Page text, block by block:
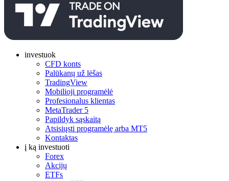
investuok
CFD konts
Palūkanų už lėšas
TradingView
Mobilioji programėlė
Profesionalus klientas
MetaTrader 5
Papildyk sąskaitą
Atsisiųsti programėlę arba MT5
Kontaktas
į ką investuoti
Forex
Akcijų
ETFs